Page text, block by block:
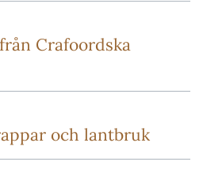
Crafoordska
och lantbruk